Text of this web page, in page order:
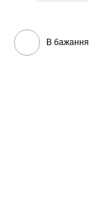
В бажання